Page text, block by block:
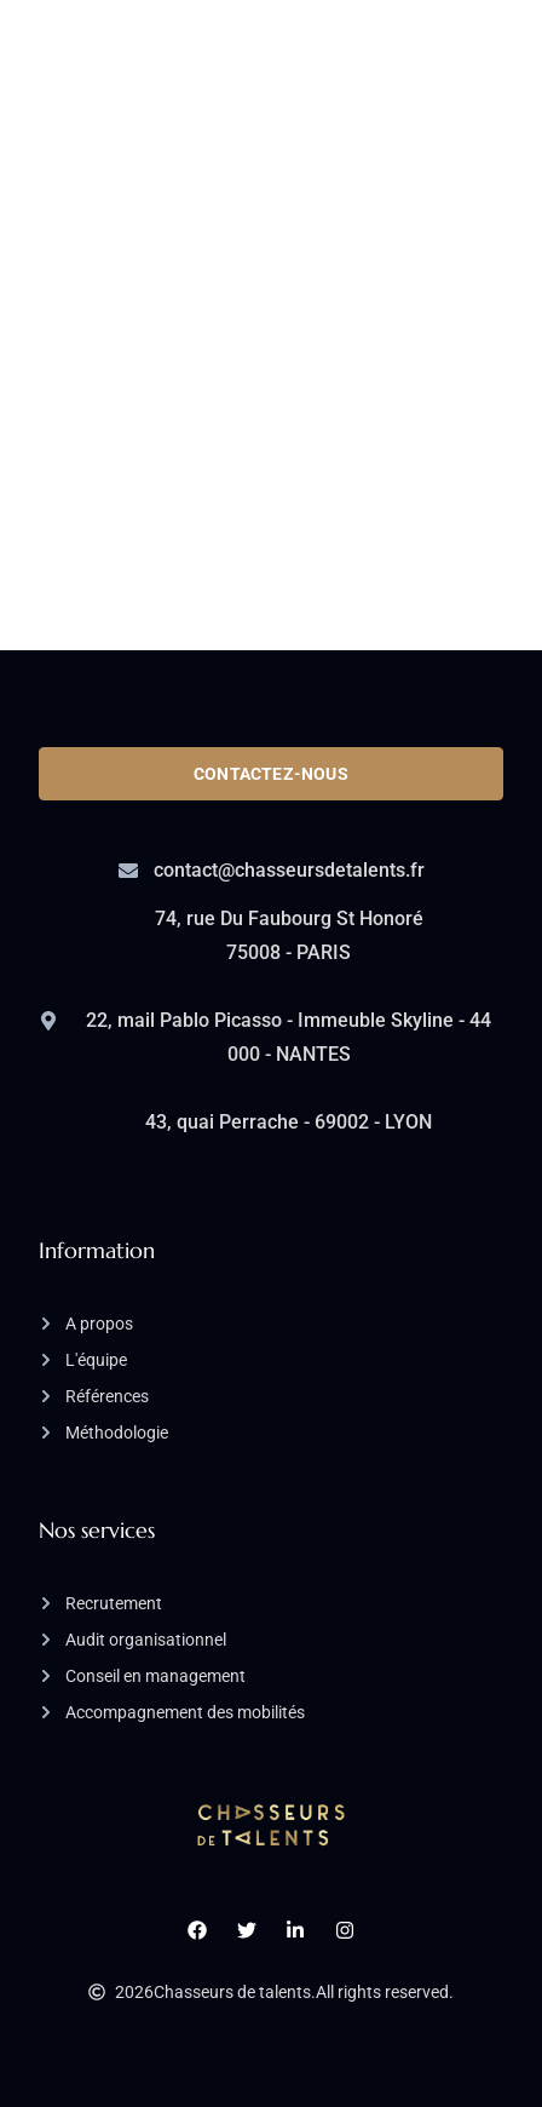
2026Chasseurs de talents.All rights reserved.
Nos services
Recrutement
Audit organisationnel
Conseil en management
Accompagnement des mobilités
Information
A propos
L'équipe
Références
Méthodologie
CONTACTEZ-NOUS
contact@chasseursdetalents.fr
74, rue Du Faubourg St Honoré
75008 - PARIS
22, mail Pablo Picasso - Immeuble Skyline - 44
000 - NANTES
43, quai Perrache - 69002 - LYON